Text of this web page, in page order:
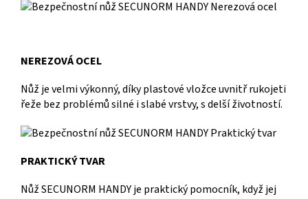
NEREZOVÁ OCEL
Nůž je velmi výkonný, díky plastové vložce uvnitř rukojeti
řeže bez problémů silné i slabé vrstvy, s delší životností.
PRAKTICKÝ TVAR
Nůž SECUNORM HANDY je praktický pomocník, když jej